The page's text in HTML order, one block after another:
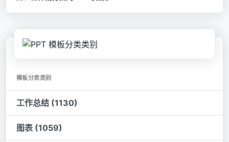
模板分类类别
工作总结 (1130)
图表 (1059)